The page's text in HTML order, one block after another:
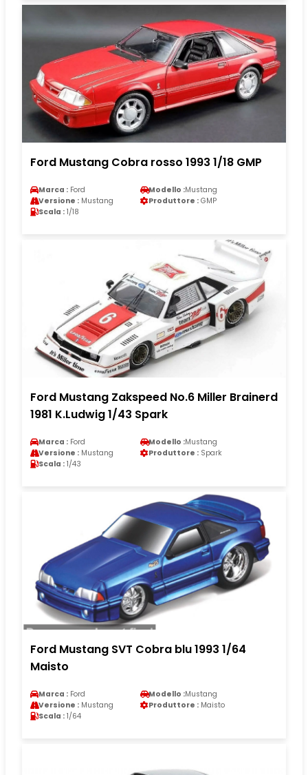
Ford Mustang Cobra rosso 1993 1/18 GMP
Marca : Ford Modello :Mustang
Versione : Mustang Produttore : GMP
Scala : 1/18
Ford Mustang Zakspeed No.6 Miller Brainerd
1981 K.Ludwig 1/43 Spark
Marca : Ford Modello :Mustang
Versione : Mustang Produttore : Spark
Scala : 1/43
Ford Mustang SVT Cobra blu 1993 1/64
Maisto
Marca : Ford Modello :Mustang
Versione : Mustang Produttore : Maisto
Scala : 1/64